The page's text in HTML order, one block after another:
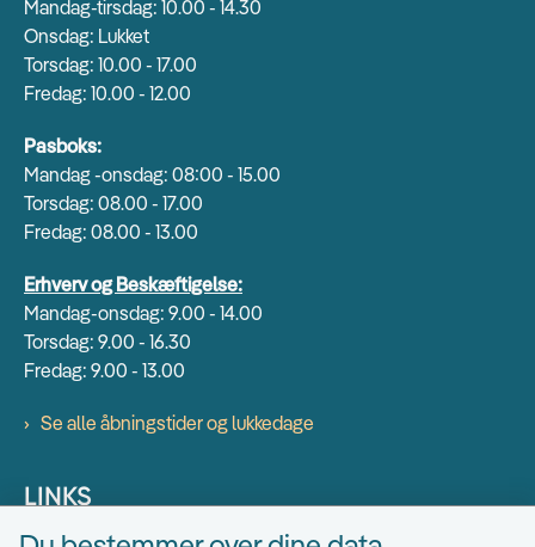
Mandag-tirsdag: 10.00 - 14.30
Onsdag: Lukket
Torsdag: 10.00 - 17.00
Fredag: 10.00 - 12.00
Pasboks:
Mandag -onsdag: 08:00 - 15.00
Torsdag: 08.00 - 17.00
Fredag: 08.00 - 13.00
Erhverv og Beskæftigelse:
Mandag-onsdag: 9.00 - 14.00
Torsdag: 9.00 - 16.30
Fredag: 9.00 - 13.00
Se alle åbningstider og lukkedage
LINKS